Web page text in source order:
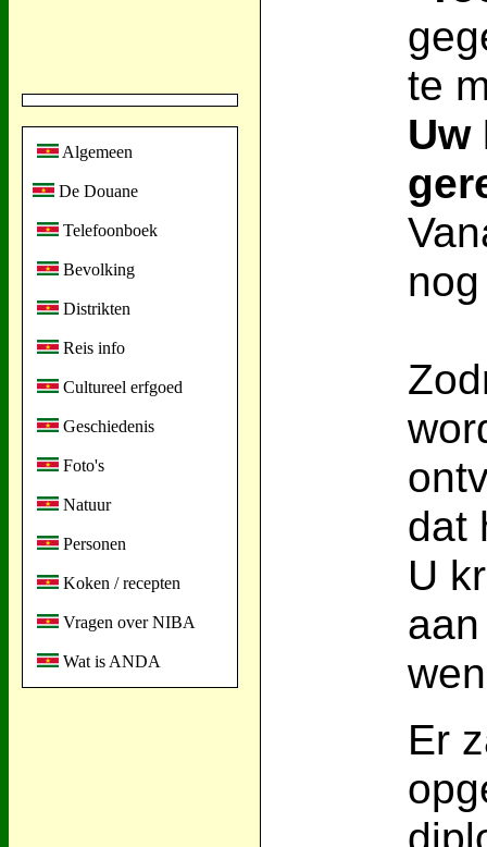
Algemeen
De Douane
Telefoonboek
Bevolking
Distrikten
Reis info
Cultureel erfgoed
Geschiedenis
Foto's
Natuur
Personen
Koken / recepten
Vragen over NIBA
Wat is ANDA
te
Uw
dat
U
Er